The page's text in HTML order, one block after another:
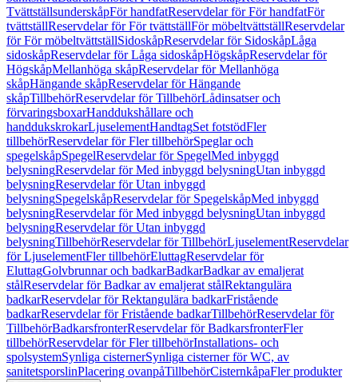
TvättställsunderskåpFör handfatReservdelar för För handfatFör
tvättställReservdelar för För tvättställFör möbeltvättställReservdelar
för För möbeltvättställSidoskåpReservdelar för SidoskåpLåga
sidoskåpReservdelar för Låga sidoskåpHögskåpReservdelar för
HögskåpMellanhöga skåpReservdelar för Mellanhöga
skåpHängande skåpReservdelar för Hängande
skåpTillbehörReservdelar för TillbehörLådinsatser och
förvaringsboxarHanddukshållare och
handdukskrokarLjuselementHandtagSet fotstödFler
tillbehörReservdelar för Fler tillbehörSpeglar och
spegelskåpSpegelReservdelar för SpegelMed inbyggd
belysningReservdelar för Med inbyggd belysningUtan inbyggd
belysningReservdelar för Utan inbyggd
belysningSpegelskåpReservdelar för SpegelskåpMed inbyggd
belysningReservdelar för Med inbyggd belysningUtan inbyggd
belysningReservdelar för Utan inbyggd
belysningTillbehörReservdelar för TillbehörLjuselementReservdelar
för LjuselementFler tillbehörEluttagReservdelar för
EluttagGolvbrunnar och badkarBadkarBadkar av emaljerat
stålReservdelar för Badkar av emaljerat stålRektangulära
badkarReservdelar för Rektangulära badkarFristående
badkarReservdelar för Fristående badkarTillbehörReservdelar för
TillbehörBadkarsfronterReservdelar för BadkarsfronterFler
tillbehörReservdelar för Fler tillbehörInstallations- och
spolsystemSynliga cisternerSynliga cisterner för WC, av
sanitetsporslinPlacering ovanpåTillbehörCisternkåpaFler produkter